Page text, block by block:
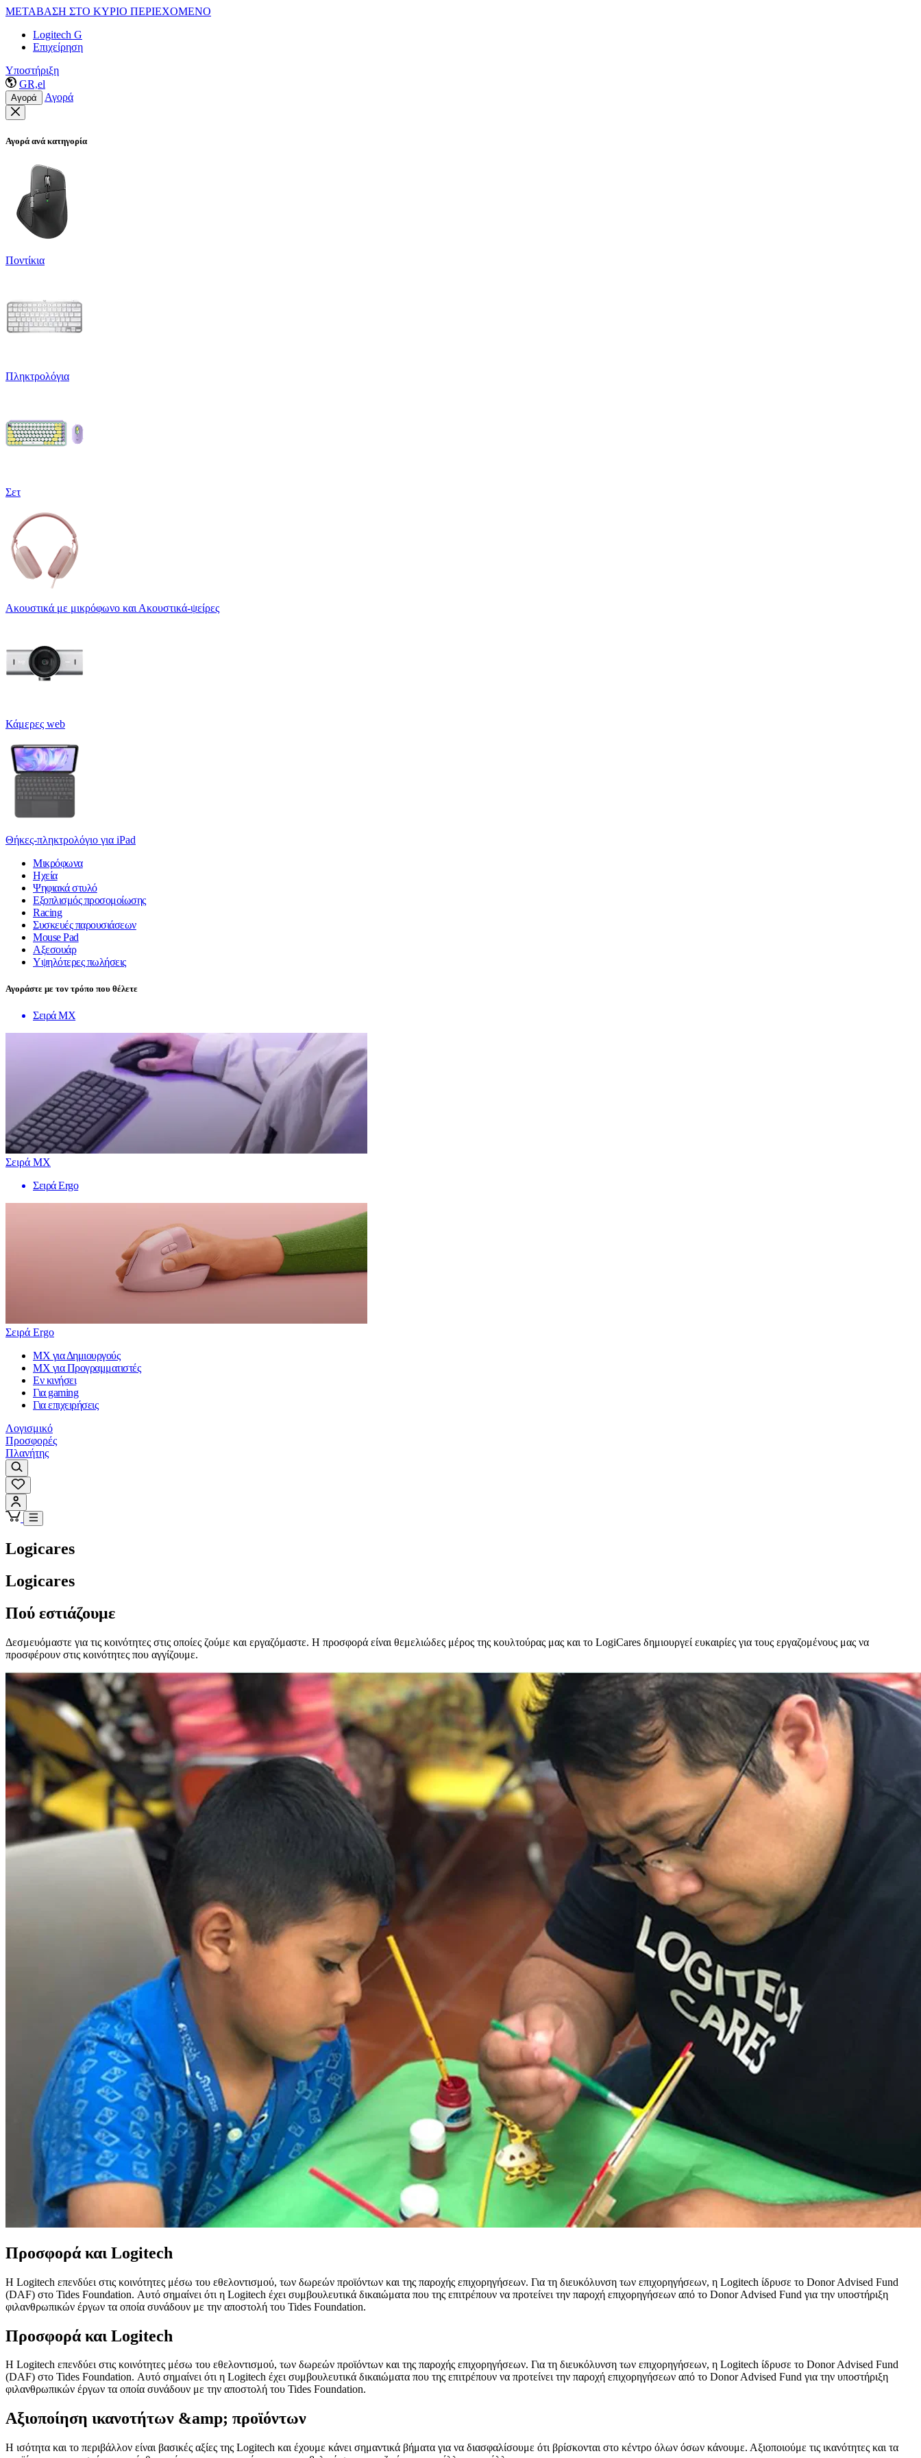
ΜΕΤΑΒΑΣΗ ΣΤΟ ΚΥΡΙΟ ΠΕΡΙΕΧΟΜΕΝΟ
Logitech G
Επιχείρηση
Υποστήριξη
GR,el
Αγορά Αγορά
Αγορά ανά κατηγορία
Ποντίκια
Πληκτρολόγια
Σετ
Ακουστικά με μικρόφωνο και Ακουστικά-ψείρες
Κάμερες web
Θήκες-πληκτρολόγιο για iPad
Μικρόφωνα
Ηχεία
Ψηφιακά στυλό
Εξοπλισμός προσομοίωσης
Racing
Συσκευές παρουσιάσεων
Mouse Pad
Αξεσουάρ
Υψηλότερες πωλήσεις
Αγοράστε με τον τρόπο που θέλετε
Σειρά MX
Σειρά MX
Σειρά Ergo
Σειρά Ergo
MX για Δημιουργούς
MX για Προγραμματιστές
Εν κινήσει
Για gaming
Για επιχειρήσεις
Λογισμικό
Προσφορές
Πλανήτης
Logicares
Logicares
Πού εστιάζουμε
Δεσμευόμαστε για τις κοινότητες στις οποίες ζούμε και εργαζόμαστε. Η προσφορά είναι θεμελιώδες μέρος της κουλτούρας μας και το LogiCares δημιουργεί ευκαιρίες για τους εργαζομένους μας να
προσφέρουν στις κοινότητες που αγγίζουμε.
Προσφορά και Logitech
Η Logitech επενδύει στις κοινότητες μέσω του εθελοντισμού, των δωρεών προϊόντων και της παροχής επιχορηγήσεων. Για τη διευκόλυνση των επιχορηγήσεων, η Logitech ίδρυσε το Donor Advised Fund
(DAF) στο Tides Foundation. Αυτό σημαίνει ότι η Logitech έχει συμβουλευτικά δικαιώματα που της επιτρέπουν να προτείνει την παροχή επιχορηγήσεων από το Donor Advised Fund για την υποστήριξη
φιλανθρωπικών έργων τα οποία συνάδουν με την αποστολή του Tides Foundation.
Προσφορά και Logitech
Η Logitech επενδύει στις κοινότητες μέσω του εθελοντισμού, των δωρεών προϊόντων και της παροχής επιχορηγήσεων. Για τη διευκόλυνση των επιχορηγήσεων, η Logitech ίδρυσε το Donor Advised Fund
(DAF) στο Tides Foundation. Αυτό σημαίνει ότι η Logitech έχει συμβουλευτικά δικαιώματα που της επιτρέπουν να προτείνει την παροχή επιχορηγήσεων από το Donor Advised Fund για την υποστήριξη
φιλανθρωπικών έργων τα οποία συνάδουν με την αποστολή του Tides Foundation.
Αξιοποίηση ικανοτήτων &amp; προϊόντων
Η ισότητα και το περιβάλλον είναι βασικές αξίες της Logitech και έχουμε κάνει σημαντικά βήματα για να διασφαλίσουμε ότι βρίσκονται στο κέντρο όλων όσων κάνουμε. Αξιοποιούμε τις ικανότητες και τα